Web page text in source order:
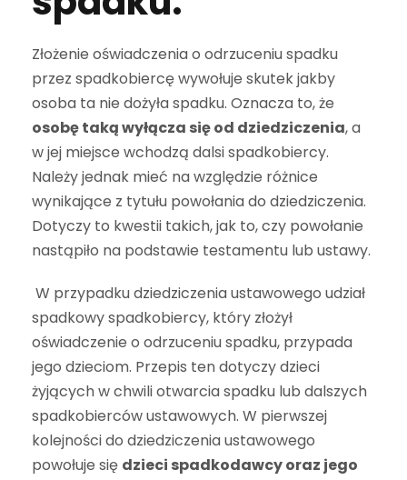
Złożenie oświadczenia o odrzuceniu spadku
przez spadkobiercę wywołuje skutek jakby
osoba ta nie dożyła spadku. Oznacza to, że
osobę taką wyłącza się od dziedziczenia, a
w jej miejsce wchodzą dalsi spadkobiercy.
Należy jednak mieć na względzie różnice
wynikające z tytułu powołania do dziedziczenia.
Dotyczy to kwestii takich, jak to, czy powołanie
nastąpiło na podstawie testamentu lub ustawy.
W przypadku dziedziczenia ustawowego udział
spadkowy spadkobiercy, który złożył
oświadczenie o odrzuceniu spadku, przypada
jego dzieciom. Przepis ten dotyczy dzieci
żyjących w chwili otwarcia spadku lub dalszych
spadkobierców ustawowych. W pierwszej
kolejności do dziedziczenia ustawowego
powołuje się dzieci spadkodawcy oraz jego